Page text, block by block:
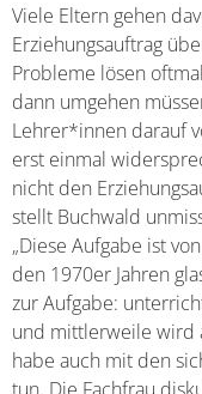
Viele Eltern gehen
Erziehungsauftrag
Probleme lösen
dann umgehen
Lehrer*innen darauf
erst einmal
nicht den
stellt Buchwald
„Diese Aufgabe ist
den 1970er Jahren
zur Aufgabe:
und mittlerweile wird
habe auch mit den